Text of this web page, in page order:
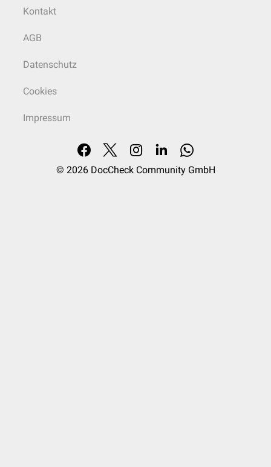
Kontakt
AGB
Datenschutz
Cookies
Impressum
© 2026 DocCheck Community GmbH